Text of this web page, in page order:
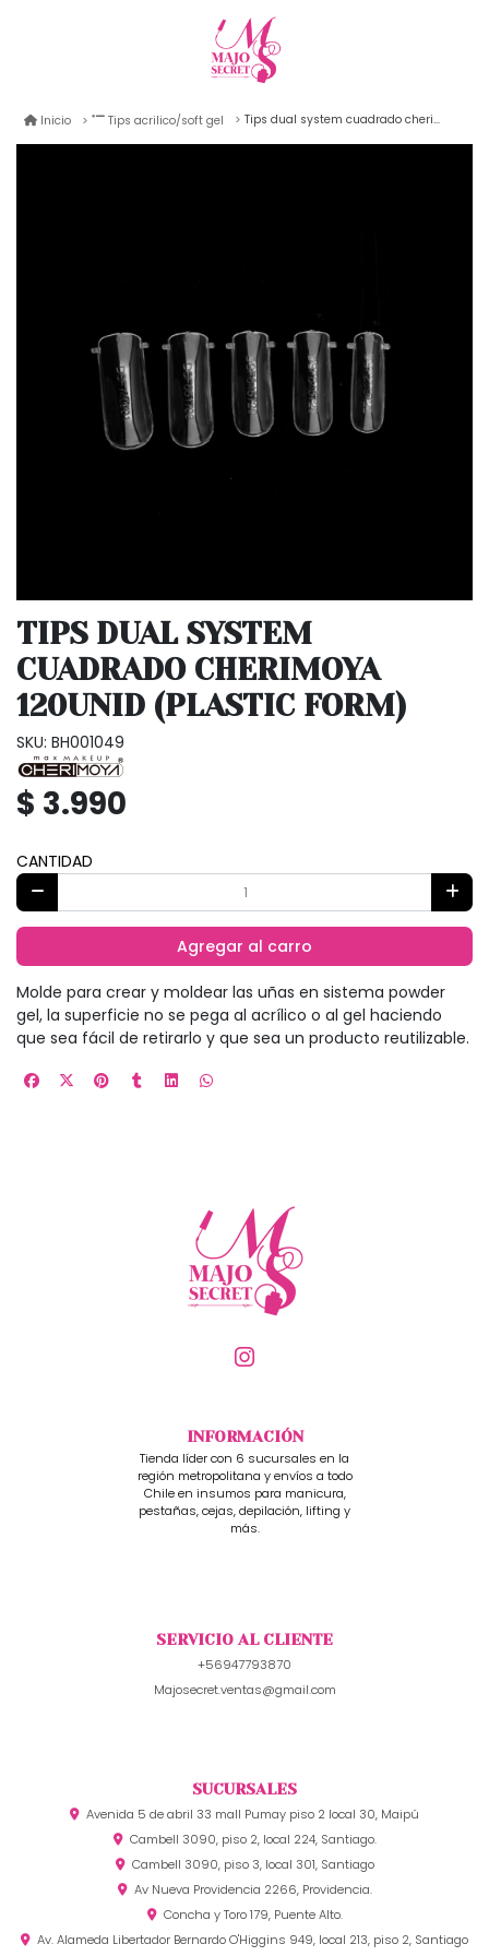
Inicio Tips acrilico/soft gel Tips dual system cuadrado cherimoya 120unid (plastic form)
TIPS DUAL SYSTEM
CUADRADO CHERIMOYA
120UNID (PLASTIC FORM)
SKU: BH001049
$ 3.990
CANTIDAD
Agregar al carro
Molde para crear y moldear las uñas en sistema powder
gel, la superficie no se pega al acrílico o al gel haciendo
que sea fácil de retirarlo y que sea un producto reutilizable.
INFORMACIÓN
Tienda líder con 6 sucursales en la
región metropolitana y envíos a todo
Chile en insumos para manicura,
pestañas, cejas, depilación, lifting y
más.
SERVICIO AL CLIENTE
+56947793870
Majosecret.ventas@gmail.com
SUCURSALES
Avenida 5 de abril 33 mall Pumay piso 2 local 30, Maipú
Cambell 3090, piso 2, local 224, Santiago.
Cambell 3090, piso 3, local 301, Santiago
Av Nueva Providencia 2266, Providencia.
Concha y Toro 179, Puente Alto.
Av. Alameda Libertador Bernardo O'Higgins 949, local 213, piso 2, Santiago